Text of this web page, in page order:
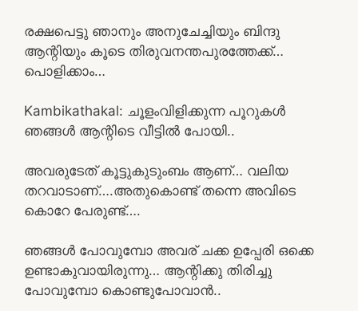
രക്ഷപെട്ടു ഞാനും അനുചേച്ചിയും ബിന്ദു
ആന്റിയും കൂടെ തിരുവനന്തപുരത്തേക്ക്…
പൊളിക്കാം…
Kambikathakal: ചൂളംവിളിക്കുന്ന പൂറുകള്‍
ഞങ്ങൾ ആന്റിടെ വീട്ടിൽ പോയി..
അവരുടേത് കൂട്ടുകുടുംബം ആണ്… വലിയ
തറവാടാണ്….അതുകൊണ്ട് തന്നെ അവിടെ
കൊറേ പേരുണ്ട്….
ഞങ്ങൾ പോവുമ്പോ അവര് ചക്ക ഉപ്പേരി ഒക്കെ
ഉണ്ടാകുവായിരുന്നു… ആന്റിക്കു തിരിച്ചു
പോവുമ്പോ കൊണ്ടുപോവാൻ..